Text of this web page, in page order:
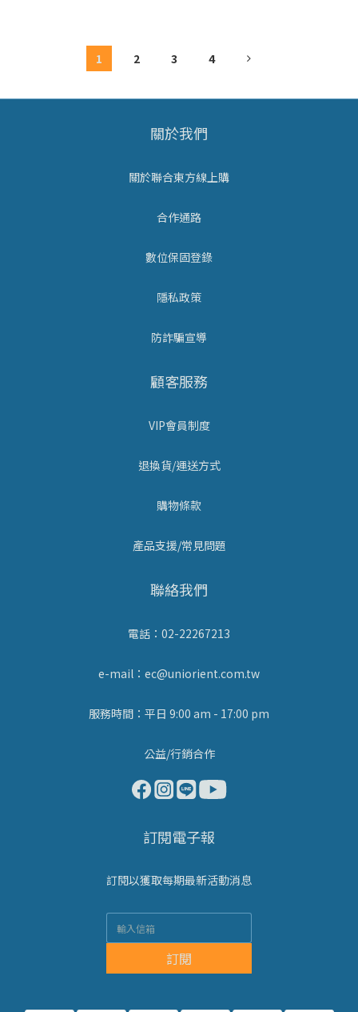
1 2 3 4
關於我們
關於聯合東方線上購
合作通路
數位保固登錄
隱私政策
防詐騙宣導
顧客服務
VIP會員制度
退換貨/運送方式
購物條款
產品支援/常見問題
聯絡我們
電話：02-22267213
e-mail：ec@uniorient.com.tw
服務時間：平日 9:00 am - 17:00 pm
公益/行銷合作
訂閱電子報
訂閱以獲取每期最新活動消息
訂閱